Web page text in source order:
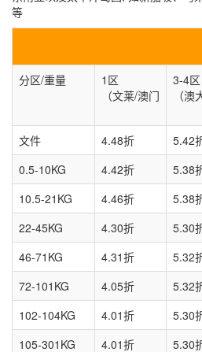
等
分区/重量
1区
（文莱/澳门
3-4区
（澳
文件
4.48折 5.42
0.5-10KG
4.42折 5.38
10.5-21KG
4.46折 5.38
22-45KG
4.30折 5.30
46-71KG
4.31折 5.32
72-101KG
4.05折 5.32
102-104KG
4.01折 5.30
105-301KG
4.01折 5.30